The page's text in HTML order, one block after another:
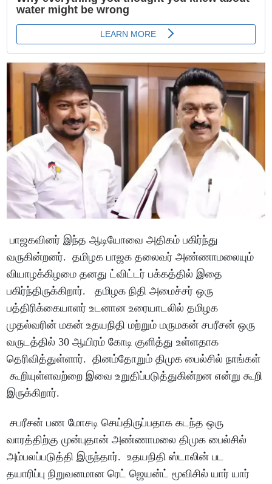
பாஜகவினர் இந்த ஆடியோவை அதிகம் பகிர்ந்து
வருகின்றனர். தமிழக பாஜக தலைவர் அண்ணாமலையும்
வியாழக்கிழமை தனது ட்விட்டர் பக்கத்தில் இதை
பகிர்ந்திருக்கிறார். தமிழக நிதி அமைச்சர் ஒரு
பத்திரிக்கையாளர் உடனான உரையாடலில் தமிழக
முதல்வரின் மகன் உதயநிதி மற்றும் மருமகன் சபரீசன் ஒரு
வருடத்தில் 30 ஆயிரம் கோடி குளித்து உள்ளதாக
தெரிவித்துள்ளார். தினம்தோறும் திமுக பைல்சில் நாங்கள்
கூறியுள்ளவற்றை இவை உறுதிப்படுத்துகின்றன என்று கூறி
இருக்கிறார்.
சபரீசன் பண மோசடி செய்திருப்பதாக கடந்த ஒரு
வாரத்திற்கு முன்புதான் அண்ணாமலை திமுக பைல்சில்
அம்பலப்படுத்தி இருந்தார். உதயநிதி ஸ்டாலின் பட
தயாரிப்பு நிறுவனமான ரெட் ஜெயன்ட் மூவிசில் யார் யார்